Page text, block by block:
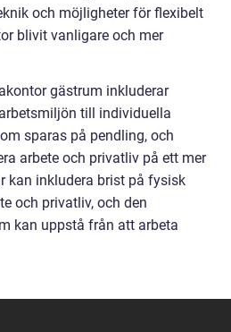
och möjligheter för flexibelt
blivit vanligare och mer
gästrum inkluderar
till individuella
sparas på pendling, och
arbete och privatliv på ett mer
kan inkludera brist på fysisk
och privatliv, och den
kan uppstå från att arbeta